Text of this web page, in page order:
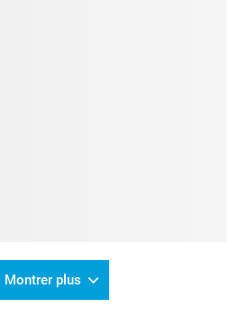
Montrer plus